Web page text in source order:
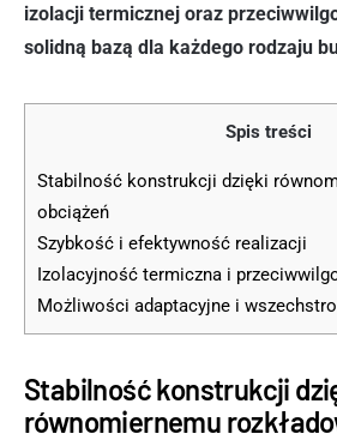
izolacji termicznej oraz
solidną bazą dla każdego rodzaju
Spis treści
Stabilność konstrukcji dzięki
obciążeń
Szybkość i efektywność realizacji
Izolacyjność termiczna i
Możliwości adaptacyjne i
Stabilność konstrukcji
równomiernemu